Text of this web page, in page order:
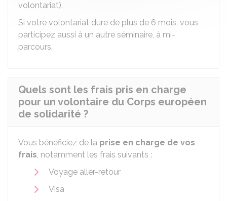
volontariat).
Si votre volontariat dure de plus de 6 mois, vous
participez aussi à un autre séminaire, à mi-
parcours.
Quels sont les frais pris en charge
pour un volontaire du Corps européen
de solidarité ?
Vous bénéficiez de la prise en charge de vos
frais, notamment les frais suivants :
Voyage aller-retour
Visa